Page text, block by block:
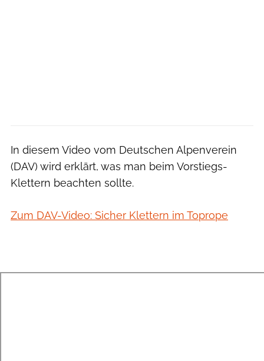
In diesem Video vom Deutschen Alpenverein
(DAV) wird erklärt, was man beim Vorstiegs-
Klettern beachten sollte.
Zum DAV-Video: Sicher Klettern im Toprope